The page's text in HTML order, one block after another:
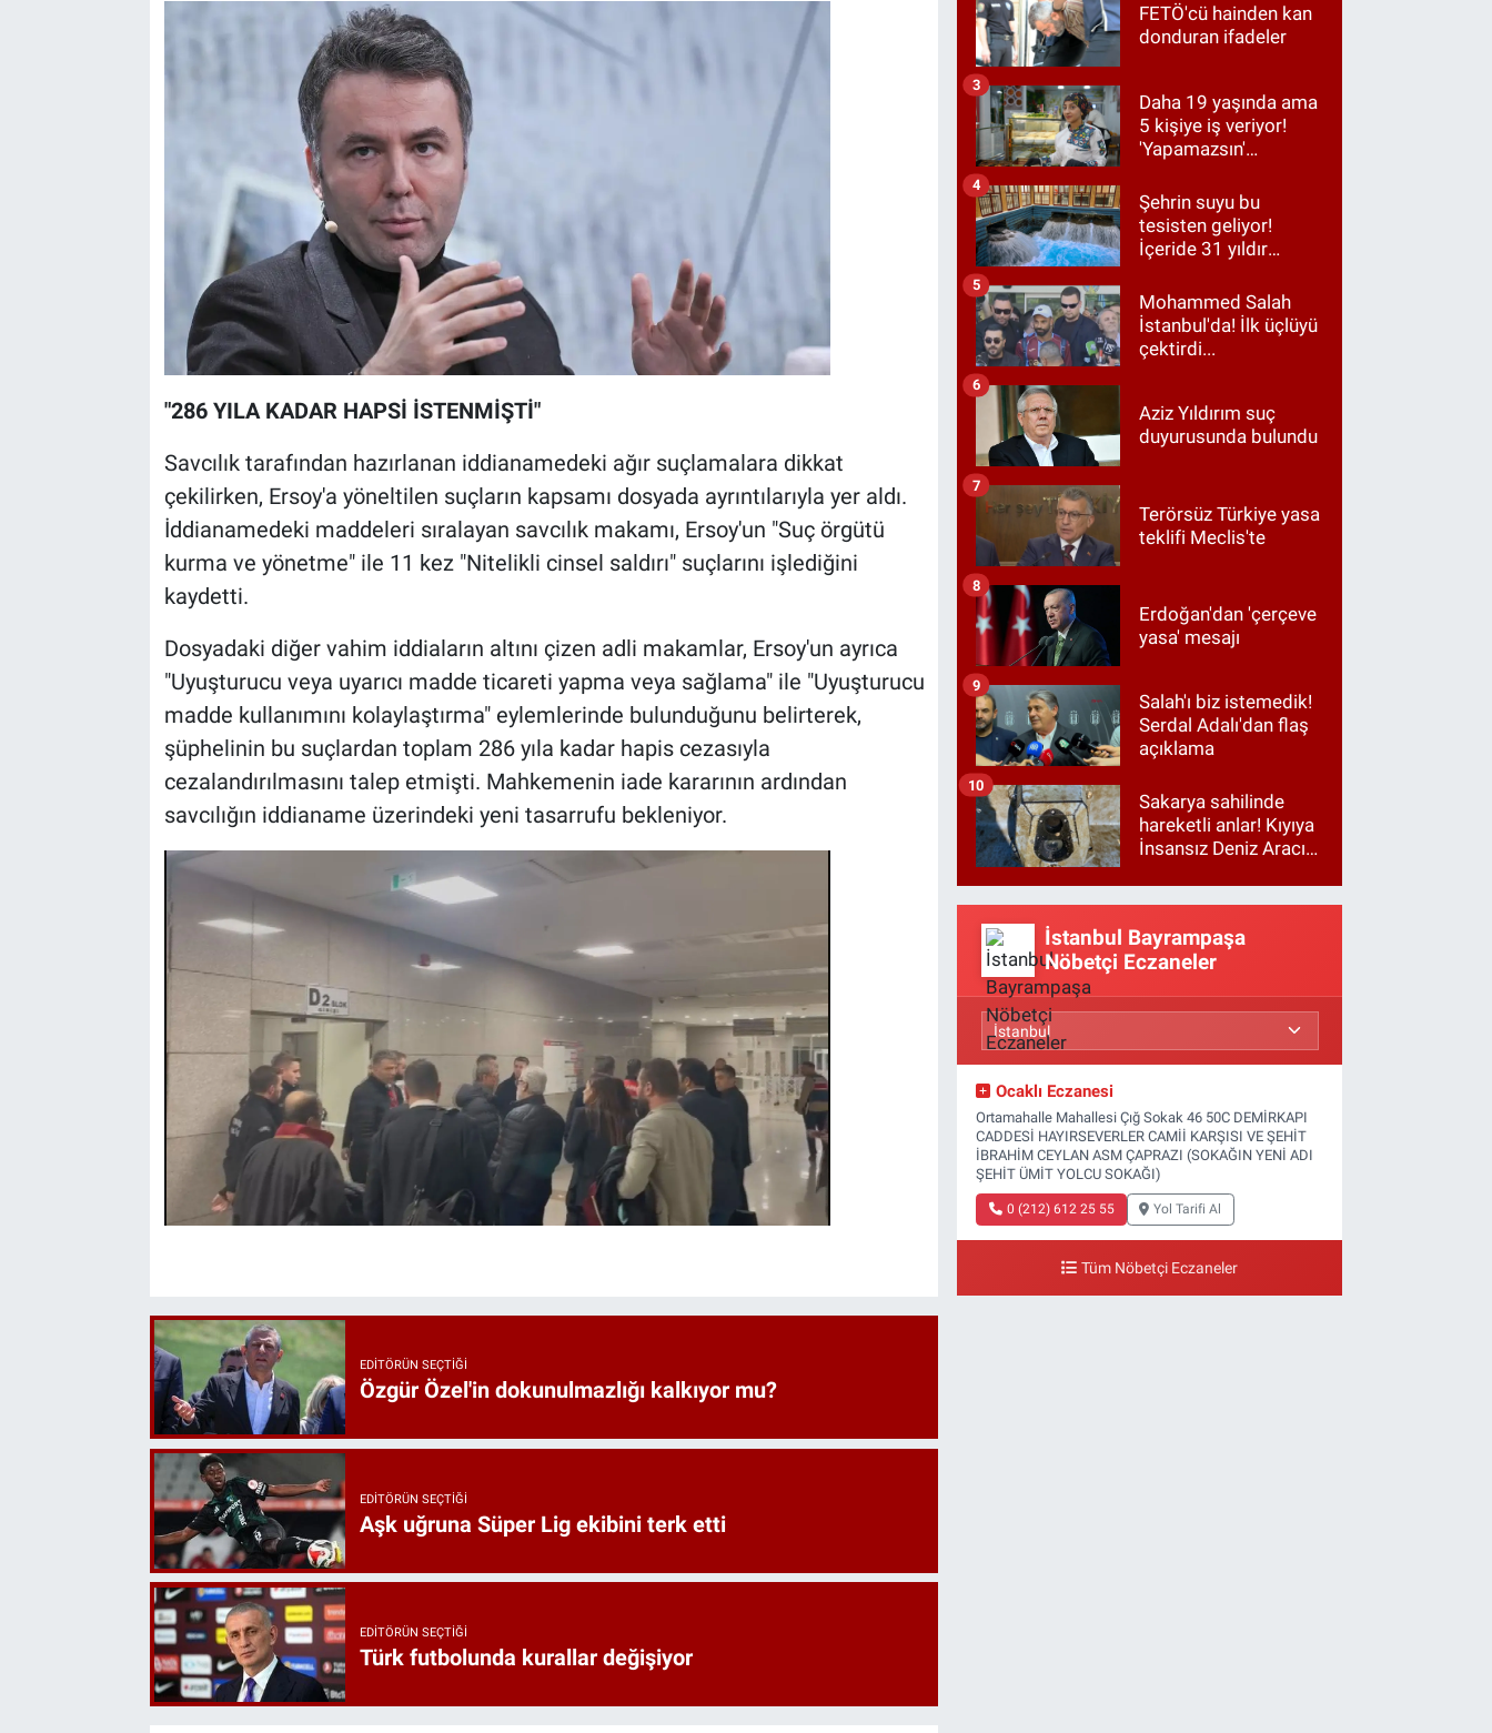
"286 YILA KADAR HAPSİ İSTENMİŞTİ"
Savcılık tarafından hazırlanan iddianamedeki ağır suçlamalara dikkat
çekilirken, Ersoy'a yöneltilen suçların kapsamı dosyada ayrıntılarıyla yer aldı.
İddianamedeki maddeleri sıralayan savcılık makamı, Ersoy'un "Suç örgütü
kurma ve yönetme" ile 11 kez "Nitelikli cinsel saldırı" suçlarını işlediğini
kaydetti.
Dosyadaki diğer vahim iddiaların altını çizen adli makamlar, Ersoy'un ayrıca
"Uyuşturucu veya uyarıcı madde ticareti yapma veya sağlama" ile "Uyuşturucu
madde kullanımını kolaylaştırma" eylemlerinde bulunduğunu belirterek,
şüphelinin bu suçlardan toplam 286 yıla kadar hapis cezasıyla
cezalandırılmasını talep etmişti. Mahkemenin iade kararının ardından
savcılığın iddianame üzerindeki yeni tasarrufu bekleniyor.
EDITÖRÜN SEÇTIĞI
Özgür Özel'in dokunulmazlığı kalkıyor mu?
EDITÖRÜN SEÇTIĞI
Aşk uğruna Süper Lig ekibini terk etti
EDITÖRÜN SEÇTIĞI
Türk futbolunda kurallar değişiyor
FETÖ'cü hainden kan
donduran ifadeler
Daha 19 yaşında ama
5 kişiye iş veriyor!
'Yapamazsın'
cevap
3
Şehrin suyu bu
tesisten geliyor!
İçeride 31 yıldır
4
Mohammed Salah
İstanbul'da! İlk üçlüyü
çektirdi...
5
Aziz Yıldırım suç
duyurusunda bulundu
6
Terörsüz Türkiye yasa
teklifi Meclis'te
7
Erdoğan'dan 'çerçeve
yasa' mesajı
8
Salah'ı biz istemedik!
Serdal Adalı'dan flaş
açıklama
9
Sakarya sahilinde
hareketli anlar! Kıyıya
İnsansız Deniz Aracı
10
İstanbul Bayrampaşa
Nöbetçi Eczaneler
Ocaklı Eczanesi
Ortamahalle Mahallesi Çığ Sokak 46 50C DEMİRKAPI
CADDESİ HAYIRSEVERLER CAMİİ KARŞISI VE ŞEHİT
İBRAHİM CEYLAN ASM ÇAPRAZI (SOKAĞIN YENİ ADI
ŞEHİT ÜMİT YOLCU SOKAĞI)
0 (212) 612 25 55 Yol Tarifi Al
Tüm Nöbetçi Eczaneler